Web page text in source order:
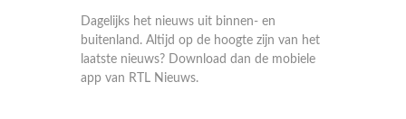
Dagelijks het nieuws uit binnen- en
buitenland. Altijd op de hoogte zijn van het
laatste nieuws? Download dan de mobiele
app van RTL Nieuws.